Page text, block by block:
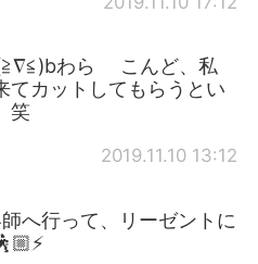
わら こんど、私
てカットしてもらうとい
笑
2019.11.10 13:12
へ行って、リーゼントに